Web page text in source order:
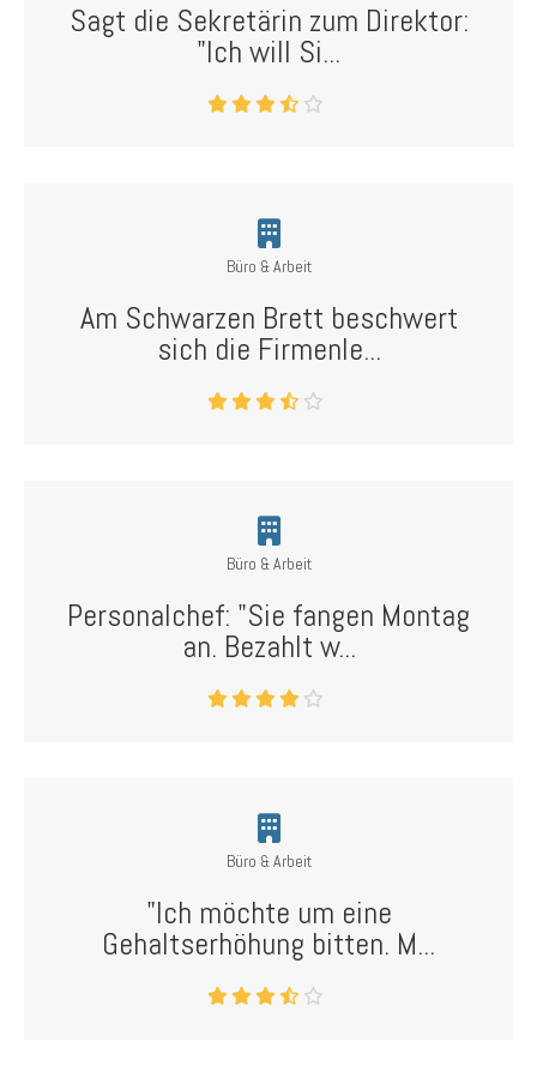
Sagt die Sekretärin zum Direktor:
"Ich will Si...
Büro & Arbeit
Am Schwarzen Brett beschwert
sich die Firmenle...
Büro & Arbeit
Personalchef: "Sie fangen Montag
an. Bezahlt w...
Büro & Arbeit
"Ich möchte um eine
Gehaltserhöhung bitten. M...